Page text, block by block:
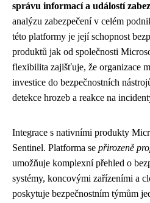
správu informací a událostí
analýzu zabezpečení v celém
této platformy je její schopnost
produktů jak od společnosti
flexibilita zajišťuje, že organizace
investice do bezpečnostních
detekce hrozeb a reakce na
Integrace s nativními produkty
Sentinel. Platforma se přirozeně
umožňuje komplexní přehled o
systémy, koncovými zařízeními a
poskytuje bezpečnostním týmům